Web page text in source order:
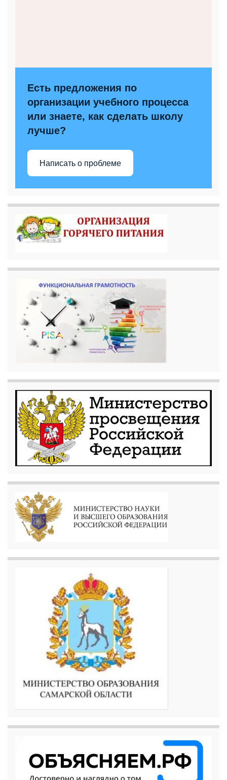
Есть предложения по
организации учебного процесса
или знаете, как сделать школу
лучше?
Написать о проблеме